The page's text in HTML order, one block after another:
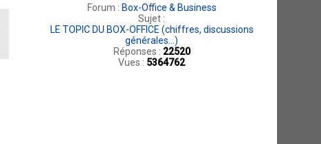
Forum : Box-Office & Business
Sujet :
LE TOPIC DU BOX-OFFICE (chiffres, discussions
générales...)
Réponses : 22520
Vues : 5364762